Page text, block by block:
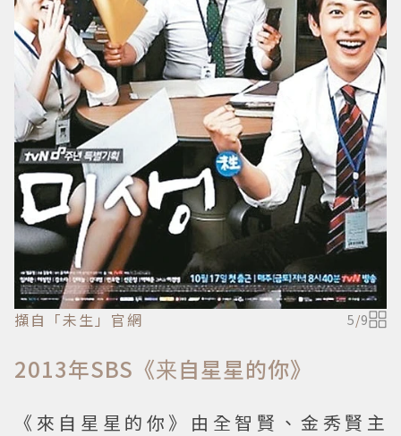
擷自「未生」官網 5/9
2013年SBS《来自星星的你》
《來自星星的你》由全智賢、金秀賢主